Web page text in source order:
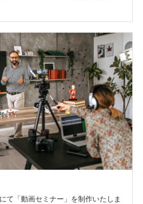
て「動画セミナー」を制作いたしま